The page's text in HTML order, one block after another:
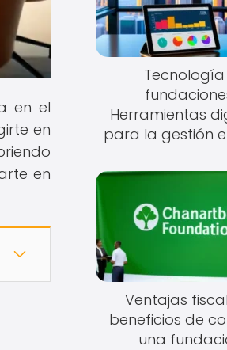
en el
en
en
Herramientas
para la gestión
Ventajas
beneficios de
una